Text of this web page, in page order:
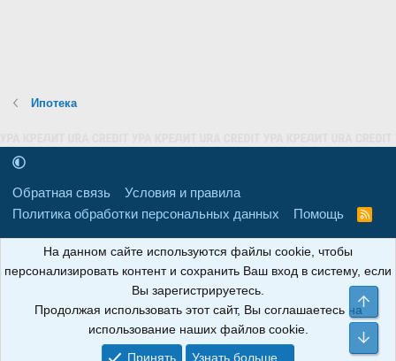
Ипотека
Обратная связь
Условия и правила
Политика обработки персональных данных
Помощь
R
Свидетельство о регистрации товарного знака № 665857 от
06.08.2018 г. Сайт не является СМИ. Сделано вРунетЛаб – Сайты и
АНОИНФО; ОГРН: 1247700801700; ИНН/КПП:
9709119500/320001001; Юридический адрес: 241030, Брянская
область, г. Брянск, ул. Мира, д. 96, ком. 124
На данном сайте используются файлы cookie, чтобы
персонализировать контент и сохранить Ваш вход в систему, если
Вы зарегистрируетесь.
Продолжая использовать этот сайт, Вы соглашаетесь на
использование наших файлов cookie.
Принять
Узнать больше...